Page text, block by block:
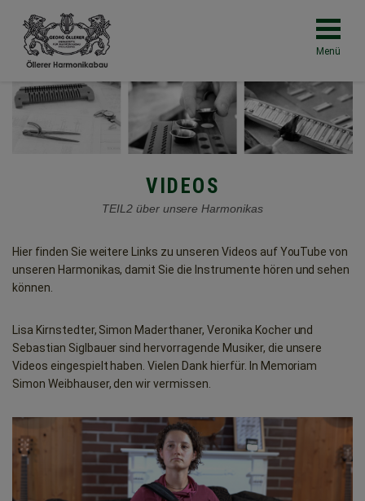
Menü
VIDEOS
TEIL2 über unsere Harmonikas
Hier finden Sie weitere Links zu unseren Videos auf YouTube von
unseren Harmonikas, damit Sie die Instrumente hören und sehen
können.
Lisa Kirnstedter, Simon Maderthaner, Veronika Kocher und
Sebastian Siglbauer sind hervorragende Musiker, die unsere
Videos eingespielt haben. Vielen Dank hierfür. In Memoriam
Simon Weibhauser, den wir vermissen.